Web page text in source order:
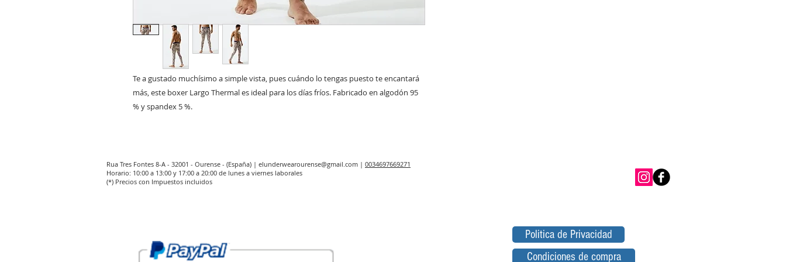
Te a gustado muchísimo a simple vista, pues cuándo lo tengas puesto te encantará
más, este boxer Largo Thermal es ideal para los días fríos. Fabricado en algodón 95
% y spandex 5 %.
Rua Tres Fontes 8-A - 32001 - Ourense - (España) | elunderwearourense@gmail.com | 0034697669271
Horario: 10:00 a 13:00 y 17:00 a 20:00 de lunes a viernes laborales
(*) Precios con Impuestos incluidos
Politica de Privacidad
Condiciones de compra